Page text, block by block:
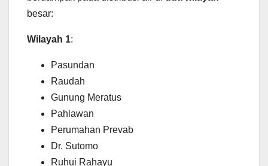
besar:
Wilayah 1:
Pasundan
Raudah
Gunung Meratus
Pahlawan
Perumahan Prevab
Dr. Sutomo
Ruhui Rahayu